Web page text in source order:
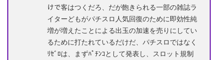
けで客はつくだろ、だが飽きられる一部の雑誌ラ
イターどもがパチスロ人気回復のために即効性純
増が増えたことによる出玉の加速を売りにしてい
るために打たれているだけだ、パチスロではなく
ﾘｾﾞﾛは、まずﾊﾟﾁﾝｺとして発表し、スロット規制